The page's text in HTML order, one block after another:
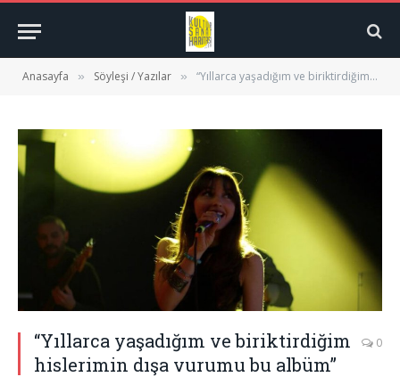
Anasayfa » Söyleşi / Yazılar » “Yıllarca yaşadığım ve biriktirdiğim hislerimin dışa vurumu bu albüm”
“Yıllarca yaşadığım ve biriktirdiğim
hislerimin dışa vurumu bu albüm”
0